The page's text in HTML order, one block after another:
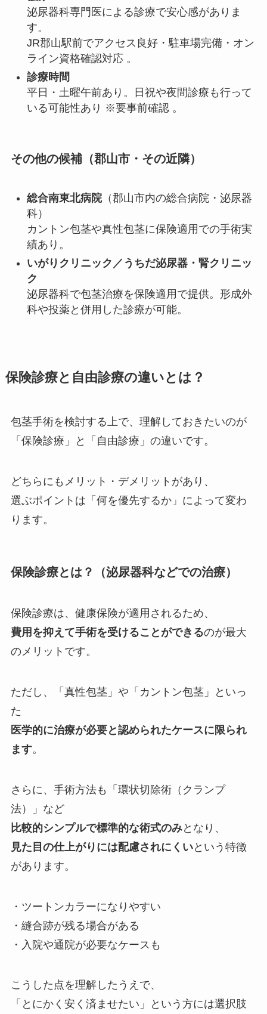
泌尿器科専門医による診療で安心感がありま
す。
JR郡山駅前でアクセス良好・駐車場完備・オン
ライン資格確認対応。
診療時間
平日・土曜午前あり。日祝や夜間診療も行って
いる可能性あり ※要事前確認。
その他の候補（郡山市・その近隣）
総合南東北病院（郡山市内の総合病院・泌尿器
科）
カントン包茎や真性包茎に保険適用での手術実
績あり。
いがりクリニック／うちだ泌尿器・腎クリニッ
ク
泌尿器科で包茎治療を保険適用で提供。形成外
科や投薬と併用した診療が可能。
保険診療と自由診療の違いとは？
包茎手術を検討する上で、理解しておきたいのが
「保険診療」と「自由診療」の違いです。
どちらにもメリット・デメリットがあり、
選ぶポイントは「何を優先するか」によって変わ
ります。
保険診療とは？（泌尿器科などでの治療）
保険診療は、健康保険が適用されるため、
費用を抑えて手術を受けることができるのが最大
のメリットです。
ただし、「真性包茎」や「カントン包茎」といっ
た
医学的に治療が必要と認められたケースに限られ
ます。
さらに、手術方法も「環状切除術（クランプ
法）」など
比較的シンプルで標準的な術式のみとなり、
見た目の仕上がりには配慮されにくいという特徴
があります。
・ツートンカラーになりやすい
・縫合跡が残る場合がある
・入院や通院が必要なケースも
こうした点を理解したうえで、
「とにかく安く済ませたい」という方には選択肢